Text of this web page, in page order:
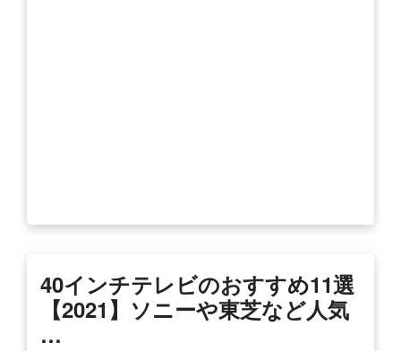
40インチテレビのおすすめ11選
【2021】ソニーや東芝など人気
…